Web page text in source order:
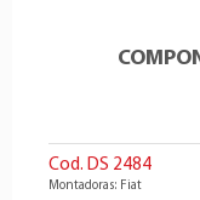
Cod. DS 2484
Montadoras: Fiat